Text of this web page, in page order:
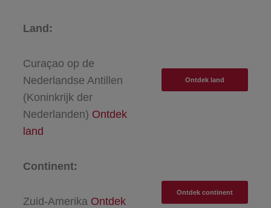
Land:
Curaçao op de
Nederlandse Antillen
(Koninkrijk der
Nederlanden) Ontdek
land
Ontdek land
Continent:
Zuid-Amerika Ontdek
Ontdek continent